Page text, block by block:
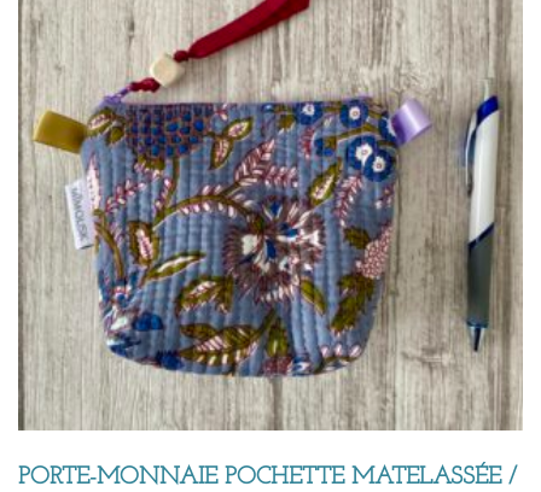
PORTE-MONNAIE POCHETTE MATELASSÉE /